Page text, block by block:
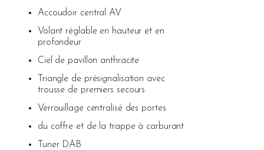
Accoudoir central AV
Volant réglable en hauteur et en
profondeur
Ciel de pavillon anthracite
Triangle de présignalisation avec
trousse de premiers secours
Verrouillage centralisé des portes
du coffre et de la trappe à carburant
Tuner DAB